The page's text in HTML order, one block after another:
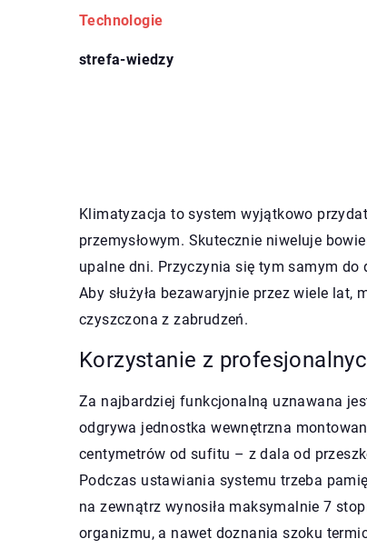
Technologie
strefa-wiedzy
Klimatyzacja to system wyjątkowo
przemysłowym. Skutecznie niweluje
upalne dni. Przyczynia się tym samym
Aby służyła bezawaryjnie przez wiele
czyszczona z zabrudzeń.
Korzystanie z
Za najbardziej funkcjonalną uznawana
odgrywa jednostka wewnętrzna
centymetrów od sufitu – z dala od
Podczas ustawiania systemu trzeba
na zewnątrz wynosiła maksymalnie 7
organizmu, a nawet doznania szoku